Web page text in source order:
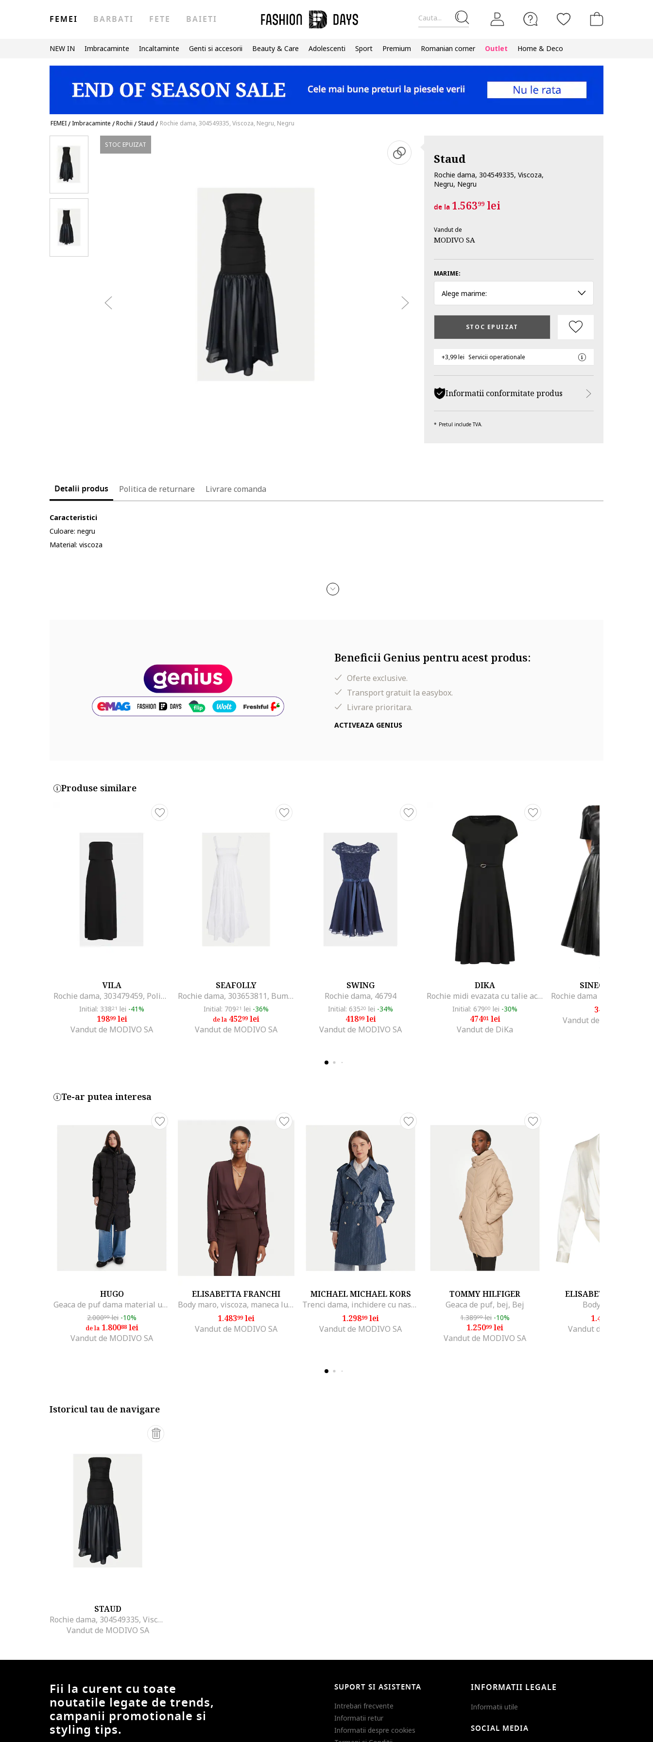
Cauta...
FEMEI BARBATI FETE BAIETI
NEW IN Imbracaminte Incaltaminte Genti si accesorii Beauty & Care Adolescenti Sport Premium Romanian corner Outlet Home & Deco
FEMEI/Imbracaminte /Rochii /Staud / Rochie dama, 304549335, Viscoza, Negru, Negru
STOC EPUIZAT
Staud
Rochie dama, 304549335, Viscoza,
Negru, Negru
de la 1.56399lei
Vandut de
MODIVO SA
MARIME:
Alege marime:
STOC EPUIZAT
+3,99 lei Servicii operationale
Informatii conformitate produs
Pretul include TVA.
Detalii produs Politica de returnare Livrare comanda
Caracteristici
Culoare: negru
Material: viscoza
Beneficii Genius pentru acest produs:
Oferte exclusive.
Transport gratuit la easybox.
Livrare prioritara.
ACTIVEAZA GENIUS
Produse similare
VILA
Rochie dama, 303479459, Poliester, Negru, Negru
Initial: 33821 lei -41%
19899lei
Vandut de MODIVO SA
SEAFOLLY
Rochie dama, 303653811, Bumbac, Alb, Alb
Initial: 70921 lei -36%
de la 45299lei
Vandut de MODIVO SA
SWING
Rochie dama, 46794
Initial: 63520 lei -34%
41899lei
Vandut de MODIVO SA
DIKA
Rochie midi evazata cu talie accentuata
Initial: 67900 lei -30%
47401lei
Vandut de DiKa
SINEQUANONE
346
Vandut de Best Shop
Te-ar putea interesa
HUGO
Geaca de puf dama material usor, Negru
2.00099lei -10%
de la1.80088lei
Vandut de MODIVO SA
ELISABETTA FRANCHI
Body maro, viscoza, maneca lunga, croiala regular fit
1.48399lei
Vandut de MODIVO SA
MICHAEL MICHAEL KORS
Trenci dama, inchidere cu nasturi, albastru, poliester
1.29899lei
Vandut de MODIVO SA
TOMMY HILFIGER
Geaca de puf, bej, Bej
1.38999lei -10%
1.25099lei
Vandut de MODIVO SA
ELISABETTA FRANCHI
Body dama bej
1.489
Vandut de MODIVO SA
Istoricul tau de navigare
STAUD
Rochie dama, 304549335, Viscoza, Negru, Negru
Vandut de MODIVO SA
Fii la curent cu toate
noutatile legate de trends,
campanii promotionale si
styling tips.
SUPORT SI ASISTENTA
Intrebari frecvente
Informatii retur
Informatii despre cookies
INFORMATII LEGALE
Informatii utile
SOCIAL MEDIA